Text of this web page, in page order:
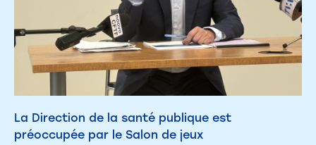
La Direction de la santé publique est
préoccupée par le Salon de jeux